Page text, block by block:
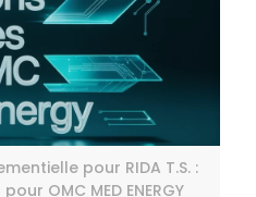
pour RIDA T.S. :
OMC MED ENERGY